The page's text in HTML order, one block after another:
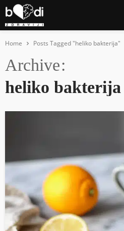
Home Posts Tagged "heliko bakterija"
Archive
heliko bakterija